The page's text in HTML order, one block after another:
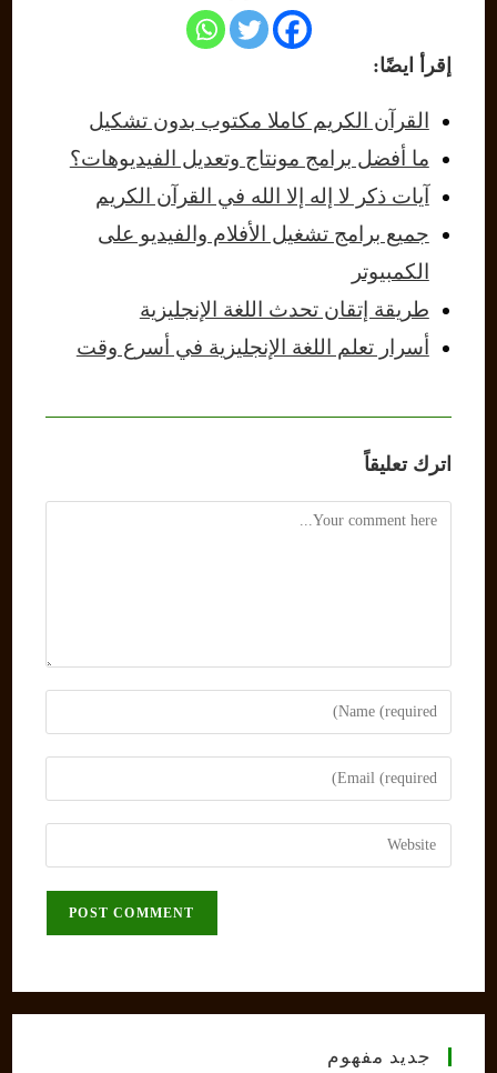
إقرأ ايضًا:
القرآن الكريم كاملا مكتوب بدون تشكيل
ما أفضل برامج مونتاج وتعديل الفيديوهات؟
آيات ذكر لا إله إلا الله في القرآن الكريم
جميع برامج تشغيل الأفلام والفيديو على
الكمبيوتر
طريقة إتقان تحدث اللغة الإنجليزية
أسرار تعلم اللغة الإنجليزية في أسرع وقت
اترك تعليقاً
Comment
Enter
your
name
comment
Enter
your
email
address
Enter
your
جديد مفهوم